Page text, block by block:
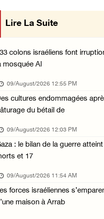
Des colons attaquent une
08/August/2026 09:28 PM
Des colons attaquent le village
08/August/2026 07:40 PM
Plusieurs cas d’asphyxie lors
08/August/2026 06:16 PM
Une session du Conseil de
08/August/2026 05:15 PM
Un colon terroriste laisse son
08/August/2026 03:41 PM
Deux civils blessés lors d’une
en œuvre des
concernant les
Lire La Suite
colons israéliens font
mosquée Al
09/August/2026 12:55 PM
cultures endommagées
du bétail de
09/August/2026 12:03 PM
: le bilan de la guerre
et 17
09/August/2026 11:54 AM
forces israéliennes
maison à Arrab